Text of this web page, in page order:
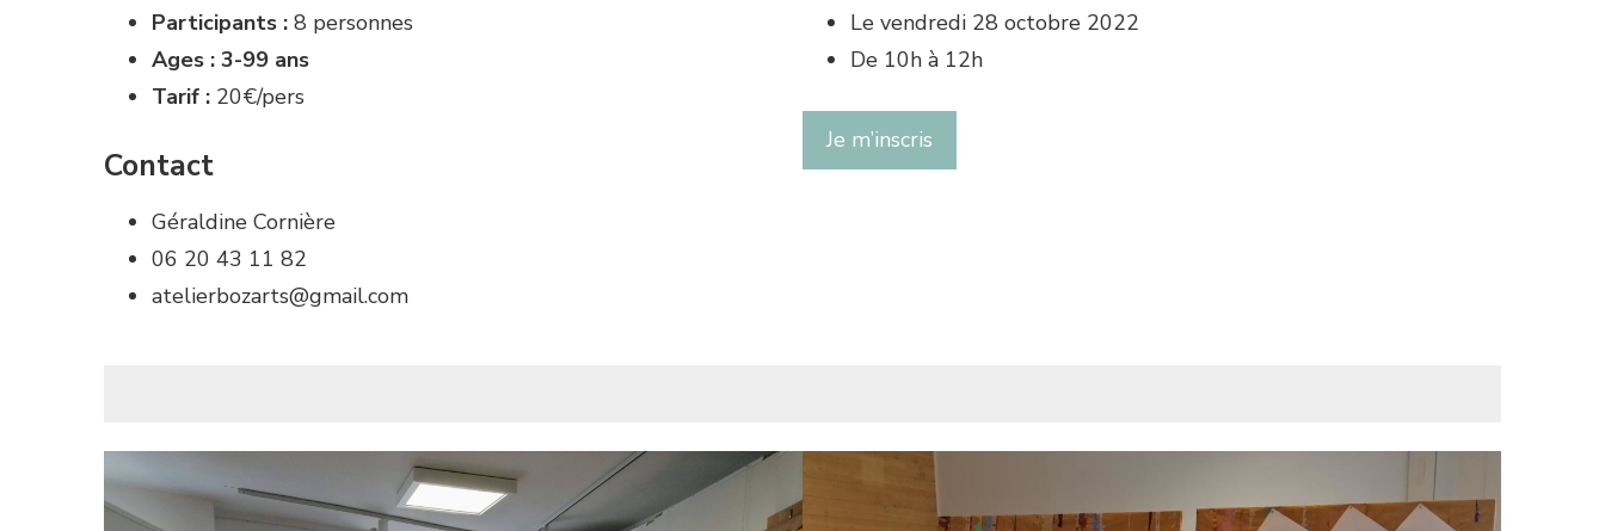
Participants : 8 personnes
Ages : 3-99 ans
Tarif : 20€/pers
Contact
Géraldine Cornière
06 20 43 11 82
atelierbozarts@gmail.com
Le vendredi 28 octobre 2022
De 10h à 12h
Je m’inscris